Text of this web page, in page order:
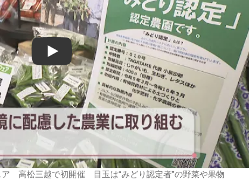
Play
高松三越で初開催 目玉は“みどり認定者”の野菜や果物